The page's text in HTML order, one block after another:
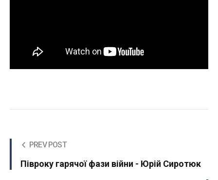
PREV POST
Півроку гарячої фази війни - Юрій Сиротюк